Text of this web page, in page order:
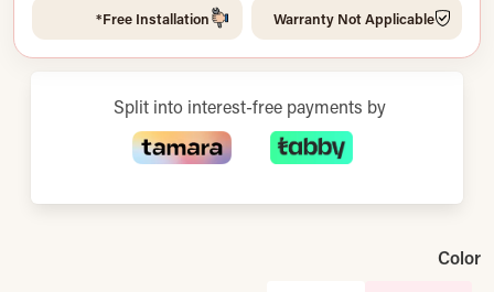
Warranty Not Applicable
Free Installation*
Split into interest-free payments by
Color